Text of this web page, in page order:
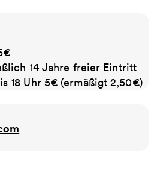
14 Jahre freier Eintritt
18 Uhr 5€ (ermäßigt 2,50€)